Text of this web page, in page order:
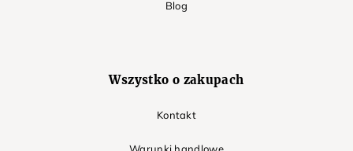
Blog
Wszystko o zakupach
Kontakt